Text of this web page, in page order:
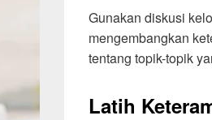
Gunakan diskusi
mengembangkan
tentang topik-topik
Latih